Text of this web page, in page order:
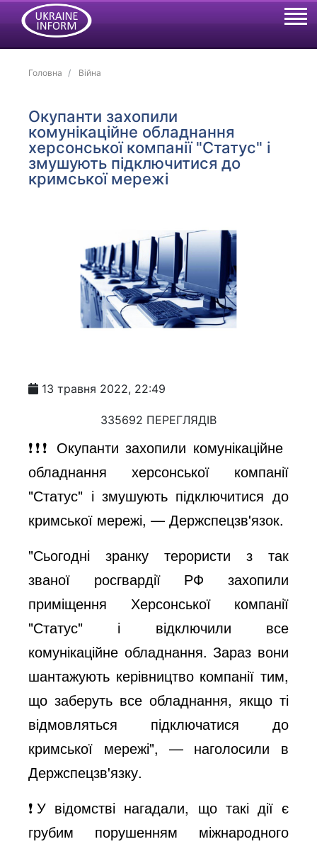
Головна Війна
Окупанти захопили
комунікаційне обладнання
херсонської компанії "Статус" і
змушують підключитися до
кримської мережі
13 травня 2022, 22:49
335692 ПЕРЕГЛЯДІВ
❗️❗️❗️ Окупанти захопили комунікаційне
обладнання херсонської компанії
"Статус" і змушують підключитися до
кримської мережі, — Держспецзв'язок.
"Сьогодні зранку терористи з так
званої росгвардії РФ захопили
приміщення Херсонської компанії
"Статус" і відключили все
комунікаційне обладнання. Зараз вони
шантажують керівництво компанії тим,
що заберуть все обладнання, якщо ті
відмовляться підключатися до
кримської мережі", — наголосили в
Держспецзв'язку.
❗️У відомстві нагадали, що такі дії є
грубим порушенням міжнародного